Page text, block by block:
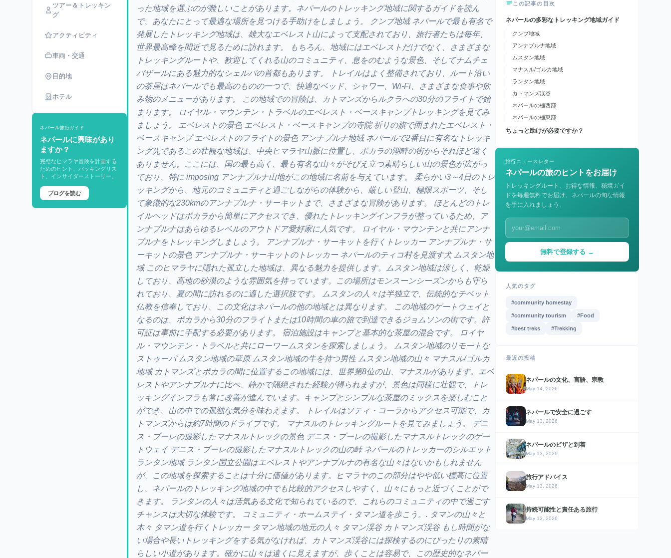
ツアー＆トレッキン
グ
アクティビティ
車両・交通
目的地
ホテル
ネパール旅行ガイド
ネパールに興味があり
ますか？
完璧なヒマラヤ冒険を計画する
ためのヒント、パッキングリス
ト、インサイダーストーリー。
ブログを読む
った地域を選ぶのが難しいことがあります。ネパールのトレッキング地域に関するガイドを読ん
で、あなたにとって最適な場所を見つける手助けをしましょう。 クンブ地域 ネパールで最も有名で
発展したトレッキング地域は、雄大なエベレスト山によって支配されており、旅行者たちは毎年、
世界最高峰を間近で見るために訪れます。 もちろん、地域にはエベレストだけでなく、さまざまな
トレッキングルートや、歓迎してくれる山のコミュニティ、息をのむような景色、そしてナムチェ
バザールにある魅力的なシェルパの首都もあります。 トレイルはよく整備されており、ルート沿い
の茶屋はネパールでも最高のものの一つで、快適なベッド、シャワー、Wi-Fi、さまざまな食事や飲
み物のメニューがあります。 この地域での冒険は、カトマンズからルクラへの30分のフライトで始
まります。 ロイヤル・マウンテン・トラベルのエベレスト・ベースキャンプトレッキングを見てみ
ましょう。 エベレストの景色 エベレスト・ベースキャンプの寺院 祈りの旗で囲まれたエベレスト・
ベースキャンプ エベレストのフライトの景色 アンナプルナ地域 ネパールで2番目に有名なトレッキ
ング先であるこの壮観な地域は、中央ヒマラヤ山脈に位置し、ポカラの湖畔の街からそれほど遠く
ありません。ここには、国の最も高く、最も有名な山々がそびえ立つ素晴らしい山の景色が広がっ
ており、特に imposing アンナプルナ山地がこの地域に名前を与えています。 柔らかい3～4日のトレ
ッキングから、地元のコミュニティと過ごしながらの体験から、厳しい登山、極限スポーツ、そし
て象徴的な230kmのアンナプルナ・サーキットまで、さまざまな冒険があります。 ほとんどのトレ
イルヘッドはポカラから簡単にアクセスでき、優れたトレッキングインフラが整っているため、ア
ンナプルナはあらゆるレベルのアウトドア愛好家に人気です。 ロイヤル・マウンテンと共にアンナ
プルナをトレッキングしましょう。 アンナプルナ・サーキットを行くトレッカー アンナプルナ・サ
ーキットの景色 アンナプルナ・サーキットのトレッカー ネパールのティコ村を見渡す犬 ムスタン地
域 このヒマラヤに隠れた孤立した地域は、異なる魅力を提供します。ムスタン地域は涼しく、乾燥
しており、高地の砂漠のような雰囲気を持っています。この場所はモンスーンシーズンからも守ら
れており、夏の間に訪れるのに適した選択肢です。 ムスタンの人々は半独立で、伝統的なチベット
仏教を信奉しており、この文化はネパールの他の地域とは異なります。 この地域のゲートウェイと
なるのは、ポカラから30分のフライトまたは10時間の車の旅で到達できるジョムソンの街です。許
可証は事前に手配する必要があります。 宿泊施設はキャンプと基本的な茶屋の混合です。 ロイヤ
ル・マウンテン・トラベルと共にローワームスタンを探索しましょう。 ムスタン地域のリモートな
ストゥーパ ムスタン地域の草原 ムスタン地域の牛を持つ男性 ムスタン地域の山々 マナスル/ゴルカ
地域 カトマンズとポカラの間に位置するこの地域には、世界第8位の山、マナスルがあります。エベ
レストやアンナプルナに比べ、静かで隔絶された経験が得られますが、景色は同様に壮観で、トレ
ッキングインフラも常に改善が進んでいます。キャンプとシンプルな茶屋のミックスを楽しむこと
ができ、山の中での孤独な気分を味わえます。 トレイルはソティ・コーラからアクセス可能で、カ
トマンズからは約7時間のドライブです。 マナスルのトレッキングルートを見てみましょう。 デニ
ス・プーレの撮影したマナスルトレックの景色 デニス・プーレの撮影したマナスルトレックのゲー
トウェイ デニス・プーレの撮影したマナスルトレックの山の峠 ネパールのトレッカーのシルエット
ランタン地域 ランタン国立公園はエベレストやアンナプルナの有名な山々はないかもしれません
が、この地域を探索することは十分に価値があります。ヒマラヤのこの部分はやや低い標高に位置
し、ネパールのトレッキング地域の中でも比較的アクセスしやすく、山々にもっと近づくことがで
きます。 ランタンの人々は活気ある文化で知られているので、これらのコミュニティの中で過ごす
チャンスは大切な体験です。 コミュニティ・ホームステイ・タマン道を歩こう。. タマンの山々と
木々 タマン道を行くトレッカー タマン地域の地元の人々 タマン渓谷 カトマンズ渓谷 もし時間がな
い場合や長いトレッキングをする気がなければ、カトマンズ渓谷には探検するのにぴったりの素晴
らしい小道があります。確かに山々は遠くに見えますが、歩くことは容易で、この歴史的なネパー
この記事の目次
ネパールの多彩なトレッキング地域ガイド
クンブ地域
アンナプルナ地域
ムスタン地域
マナスル/ゴルカ地域
ランタン地域
カトマンズ渓谷
ネパールの極西部
ネパールの極東部
ちょっと助けが必要ですか？
旅行ニュースレター
ネパールの旅のヒントをお届け
トレッキングルート、お得な情報、秘境ガイ
ドを毎週無料でお届け。ネパールの旬な情報
を手に入れましょう。
無料で登録する →
人気のタグ
#community homestay
#community tourism #Food
#best treks #Trekking
最近の投稿
ネパールの文化、言語、宗教
May 14, 2026
ネパールで安全に過ごす
May 13, 2026
ネパールのビザと到着
May 13, 2026
旅行アドバイス
May 13, 2026
持続可能性と責任ある旅行
May 13, 2026